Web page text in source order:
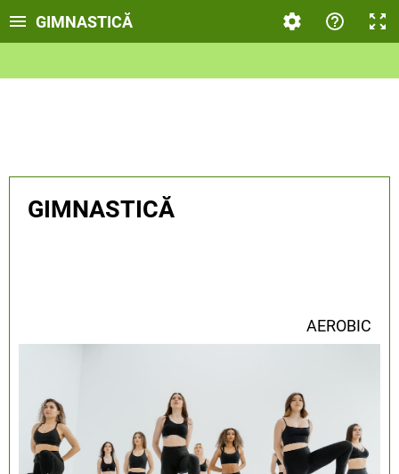
GIMNASTICĂ
GIMNASTICĂ
AEROBIC